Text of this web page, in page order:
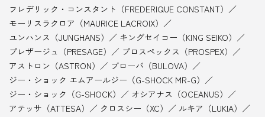
フレデリック・コンスタント（FREDERIQUE CONSTANT）
モーリスラクロア（MAURICE LACROIX）
ユンハンス（JUNGHANS）
キングセイコー（KING SEIKO）
プレザージュ（PRESAGE）
プロスペックス（PROSPEX）
アストロン（ASTRON）
ブローバ（BULOVA）
ジー・ショック エムアールジー（G-SHOCK MR-G）
ジー・ショック（G-SHOCK）
オシアナス（OCEANUS）
アテッサ（ATTESA）
クロスシー（XC）
ルキア（LUKIA）